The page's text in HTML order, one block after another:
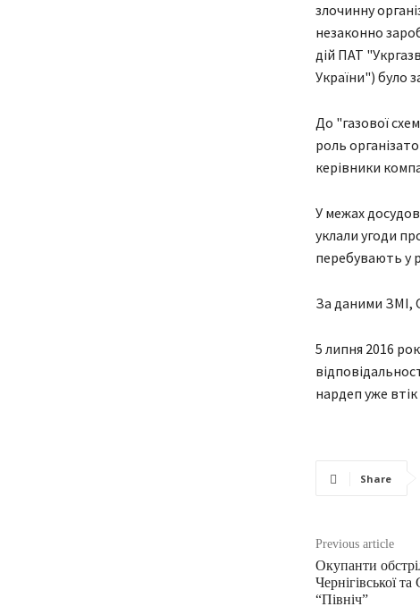
злочинну
незаконно
дій ПАТ
України") було
До "газової
роль
керівники
У межах
уклали угоди
перебувають у
За даними ЗМІ,
5 липня 2016
нардеп уже
Share
Previous article
Окупанти
Чернігівської
“Північ”